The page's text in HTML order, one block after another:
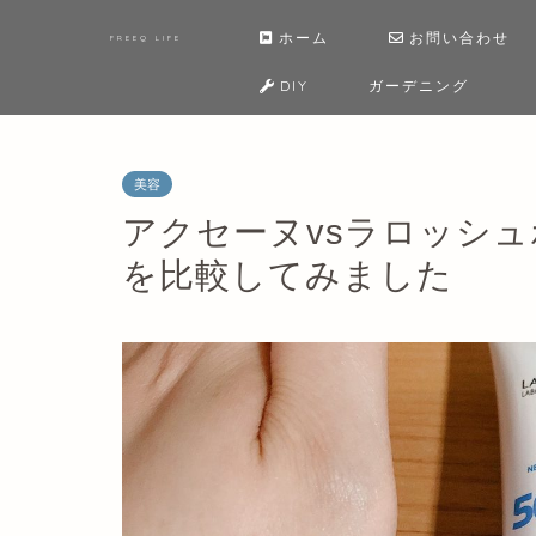
FREEQ LIFE ホーム お問い合わせ
DIY ガーデニング
美容
アクセーヌvsラロッシ
を比較してみました